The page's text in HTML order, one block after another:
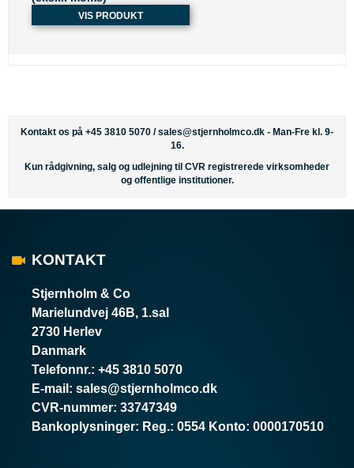
VIS PRODUKT
Kontakt os på +45 3810 5070 /sales@stjernholmco.dk - Man-Fre kl. 9-
16.
Kun rådgivning, salg og udlejning til CVR registrerede virksomheder
og offentlige institutioner.
KONTAKT
Stjernholm & Co
Marielundvej 46B, 1.sal
2730 Herlev
Danmark
Telefonnr.: +45 3810 5070
E-mail : sales@stjernholmco.dk
CVR-nummer: 33747349
Bankoplysninger: Reg.: 0554 Konto: 0000170510